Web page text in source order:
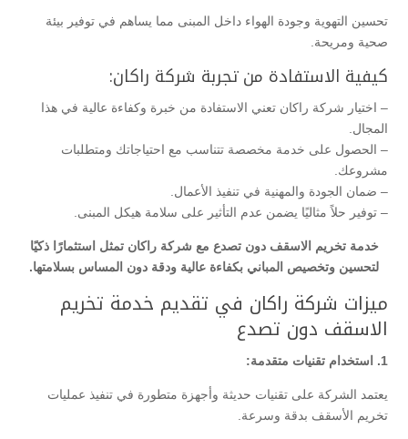
تحسين التهوية وجودة الهواء داخل المبنى مما يساهم في توفير بيئة
صحية ومريحة.
كيفية الاستفادة من تجربة شركة راكان:
– اختيار شركة راكان تعني الاستفادة من خبرة وكفاءة عالية في هذا
المجال.
– الحصول على خدمة مخصصة تتناسب مع احتياجاتك ومتطلبات
مشروعك.
– ضمان الجودة والمهنية في تنفيذ الأعمال.
– توفير حلاً مثاليًا يضمن عدم التأثير على سلامة هيكل المبنى.
خدمة تخريم الاسقف دون تصدع مع شركة راكان تمثل استثمارًا ذكيًا
لتحسين وتخصيص المباني بكفاءة عالية ودقة دون المساس بسلامتها.
ميزات شركة راكان في تقديم خدمة تخريم
الاسقف دون تصدع
1. استخدام تقنيات متقدمة:
يعتمد الشركة على تقنيات حديثة وأجهزة متطورة في تنفيذ عمليات
تخريم الأسقف بدقة وسرعة.